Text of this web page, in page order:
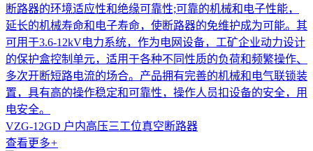
断路器的环境适应性和绝缘可靠性;可靠的机械和电子性能，
延长的机械寿命和电子寿命，使断路器的免维护成为可能。其
可用于3.6-12kV电力系统，作为电网设备，工矿企业动力设计
的保护盒控制单元，适用于各种不同性质的负荷和频繁操作、
多次开断短路电流的场合。产品拥有完善的机械和电气联锁装
置，具有高的操作稳定和可靠性，操作人员扣设备的安全，用
电安全。
VZG-12GD 户内高压三工位真空断路器
查看更多+